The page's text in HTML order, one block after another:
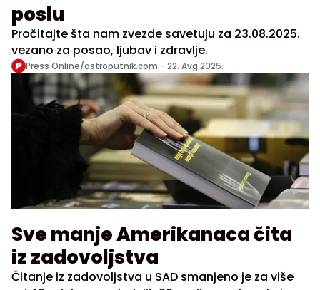
poslu
Pročitajte šta nam zvezde savetuju za 23.08.2025.
vezano za posao, ljubav i zdravlje.
Press Online/astroputnik.com - 22. Avg 2025.
Sve manje Amerikanaca čita
iz zadovoljstva
Čitanje iz zadovoljstva u SAD smanjeno je za više